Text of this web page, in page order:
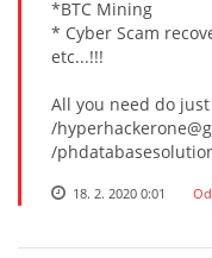
*BTC Mining
* Cyber Scam
etc...!!!
All you need do
/
/
18. 2. 2020 0:01